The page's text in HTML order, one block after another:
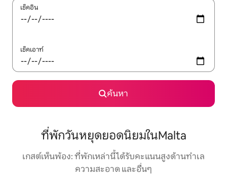
เช็คอิน
เช็คเอาท์
ค้นหา
ที่พักวันหยุดยอดนิยมในMalta
เกสต์เห็นพ้อง: ที่พักเหล่านี้ได้รับคะแนนสูงด้านทำเล
ความสะอาด และอื่นๆ